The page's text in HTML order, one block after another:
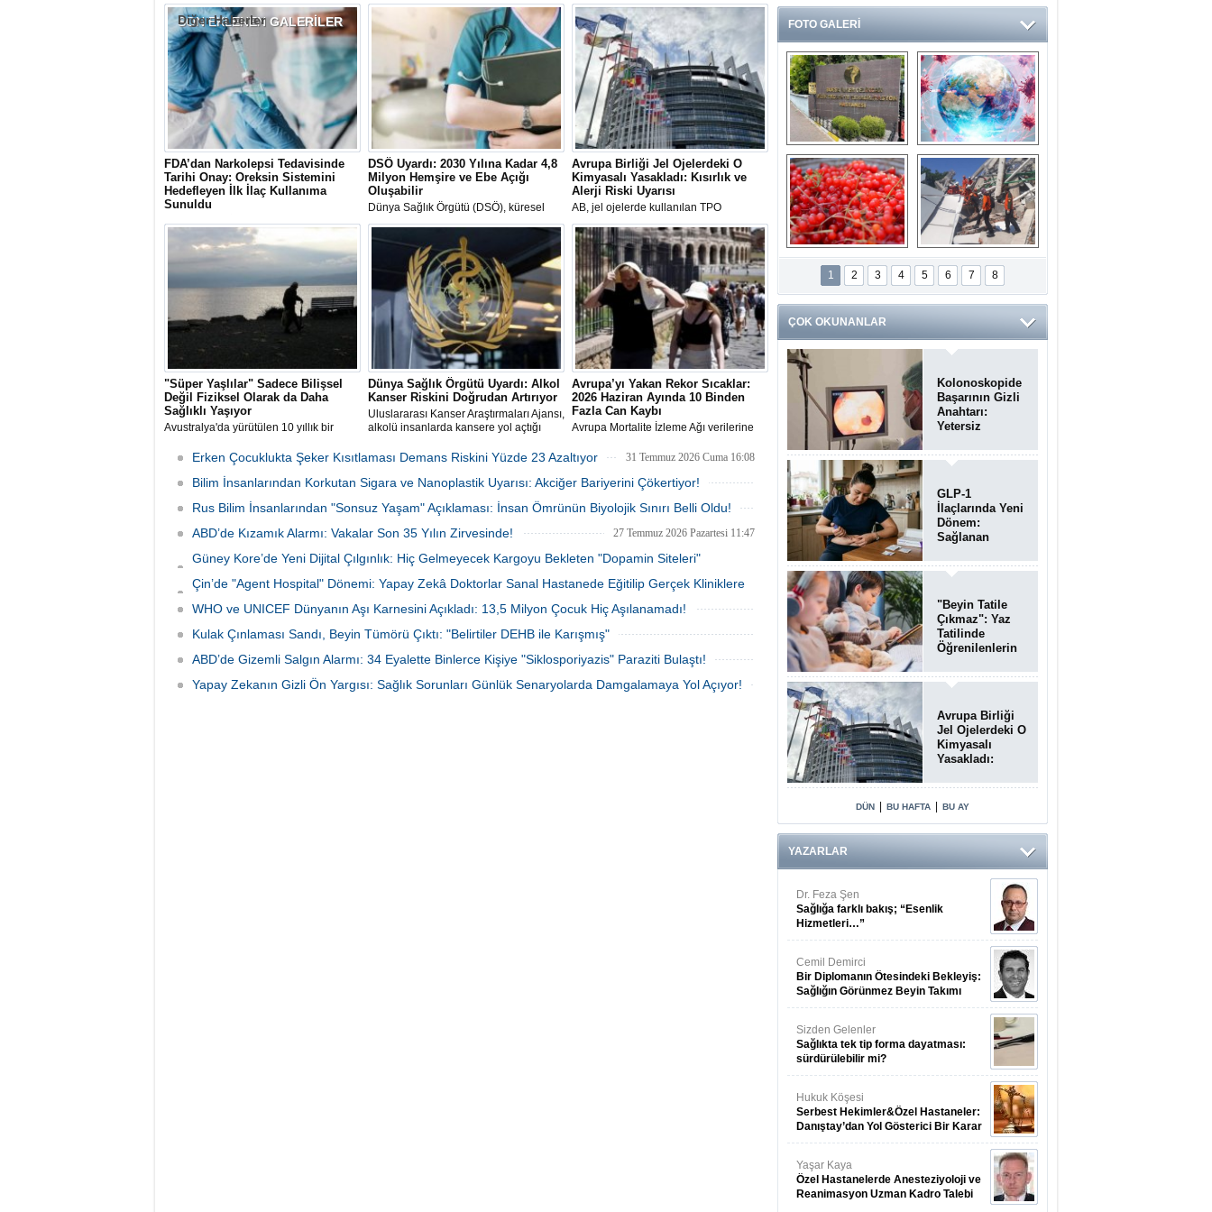
SON EKLENENGALERİLER
Diğer Haberler
FDA’dan Narkolepsi Tedavisinde
Tarihi Onay: Oreksin Sistemini
Hedefleyen İlk İlaç Kullanıma
Sunuldu
ABD Gıda ve İlaç Dairesi (FDA), Tip 1
narkolepsi tedavisinde hastalığın temel
biyolojik mekanizmasını ve tüm
belirtilerini hedef alan oveporexton
etken maddeli ilk ilaca onay verdi.
DSÖ Uyardı: 2030 Yılına Kadar 4,8
Milyon Hemşire ve Ebe Açığı
Oluşabilir
Dünya Sağlık Örgütü (DSÖ), küresel
sağlık iş gücüne ilişkin raporunda,
mevcut eğilimlerin sürmesi halinde
2030 yılına kadar hemşire ve ebe
açığının 4,8 milyona ulaşarak sağlık
sistemlerini tehdit edeceğini duyurdu.
Avrupa Birliği Jel Ojelerdeki O
Kimyasalı Yasakladı: Kısırlık ve
Alerji Riski Uyarısı
AB, jel ojelerde kullanılan TPO
maddesini üreme sağlığına yönelik
muhtemel riskleri sebebiyle yasakladı.
Uzmanlar, özellikle genç kızları güvenli
içerikli ürünler tercih etmeleri ve "TPO-
Free" ibaresine dikkat etmeleri
konusunda uyarıyor.
"Süper Yaşlılar" Sadece Bilişsel
Değil Fiziksel Olarak da Daha
Sağlıklı Yaşıyor
Avustralya'da yürütülen 10 yıllık bir
becerilerini koruyan "süper yaşlıların"
hastaneye daha az başvurduğunu ve
ölüm risklerinin %46 daha düşük
Dünya Sağlık Örgütü Uyardı: Alkol
Kanser Riskini Doğrudan Artırıyor
Uluslararası Kanser Araştırmaları Ajansı,
alkolü insanlarda kansere yol açtığı
maddeler arasında sınıflandırıyor.
Avrupa’yı Yakan Rekor Sıcaklar:
2026 Haziran Ayında 10 Binden
Fazla Can Kaybı
Avrupa Mortalite İzleme Ağı verilerine
rekor sıcaklar nedeniyle 10 bini aşkın
fazla ölüm kaydedildi.
Erken Çocuklukta Şeker Kısıtlaması Demans Riskini Yüzde 23 Azaltıyor 31 Temmuz 2026 Cuma 16:08
Bilim İnsanlarından Korkutan Sigara ve Nanoplastik Uyarısı: Akciğer Bariyerini Çökertiyor!
30 Temmuz 2026 Perşembe 13:13
Rus Bilim İnsanlarından "Sonsuz Yaşam" Açıklaması: İnsan Ömrünün Biyolojik Sınırı Belli Oldu!
28 Temmuz 2026 Salı 16:36
ABD’de Kızamık Alarmı: Vakalar Son 35 Yılın Zirvesinde! 27 Temmuz 2026 Pazartesi 11:47
Güney Kore’de Yeni Dijital Çılgınlık: Hiç Gelmeyecek Kargoyu Bekleten "Dopamin Siteleri"
Yayılıyor!
Çin’de "Agent Hospital" Dönemi: Yapay Zekâ Doktorlar Sanal Hastanede Eğitilip Gerçek Kliniklere
İniyor!
WHO ve UNICEF Dünyanın Aşı Karnesini Açıkladı: 13,5 Milyon Çocuk Hiç Aşılanamadı!
Kulak Çınlaması Sandı, Beyin Tümörü Çıktı: "Belirtiler DEHB ile Karışmış"
20 Temmuz 2026 Pazartesi 16:00
ABD’de Gizemli Salgın Alarmı: 34 Eyalette Binlerce Kişiye "Siklosporiyazis" Paraziti Bulaştı!
16 Temmuz 2026 Perşembe 16:47
Yapay Zekanın Gizli Ön Yargısı: Sağlık Sorunları Günlük Senaryolarda Damgalamaya Yol Açıyor!
FOTO GALERİ
Ve burası da bir
devlet hastanesi
14 soruda
Koronavirüs
hakkında kendinizi
test edin...
Gilaburu meyvesi
kanserden koruyor
Endonezya’daki
deprem: Ölü sayısı
bin 203'e yükseldi
1 2 3 4 5 6 7 8
ÇOK OKUNANLAR
Kolonoskopide
Başarının Gizli
Anahtarı:
Yetersiz
Temizliği
Poliplerin
Kaçmasına
Neden Oluyor
GLP-1
İlaçlarında Yeni
Dönem:
Sağlanan
Yalnızca Kilo
Kaybıyla Sınırlı
"Beyin Tatile
Çıkmaz": Yaz
Tatilinde
Öğrenilenlerin
Unutulabiliyor
Avrupa Birliği
Jel Ojelerdeki O
Kimyasalı
Yasakladı:
Riski Uyarısı
DÜN BU HAFTA BU AY
YAZARLAR
Dr. Feza Şen
Sağlığa farklı bakış; “Esenlik
Hizmetleri…”
Cemil Demirci
Bir Diplomanın Ötesindeki Bekleyiş:
Sağlığın Görünmez Beyin Takımı
Sizden Gelenler
Sağlıkta tek tip forma dayatması:
sürdürülebilir mi?
Hukuk Köşesi
Serbest Hekimler&Özel Hastaneler:
Danıştay’dan Yol Gösterici Bir Karar
Yaşar Kaya
Özel Hastanelerde Anesteziyoloji ve
Reanimasyon Uzman Kadro Talebi